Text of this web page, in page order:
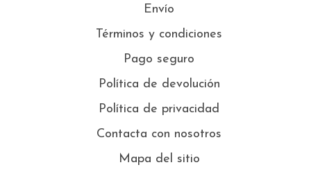
Envío
Términos y condiciones
Pago seguro
Política de devolución
Política de privacidad
Contacta con nosotros
Mapa del sitio